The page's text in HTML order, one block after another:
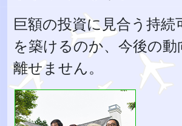
巨額の投資に見合う持続
を築けるのか、今後の
離せません。